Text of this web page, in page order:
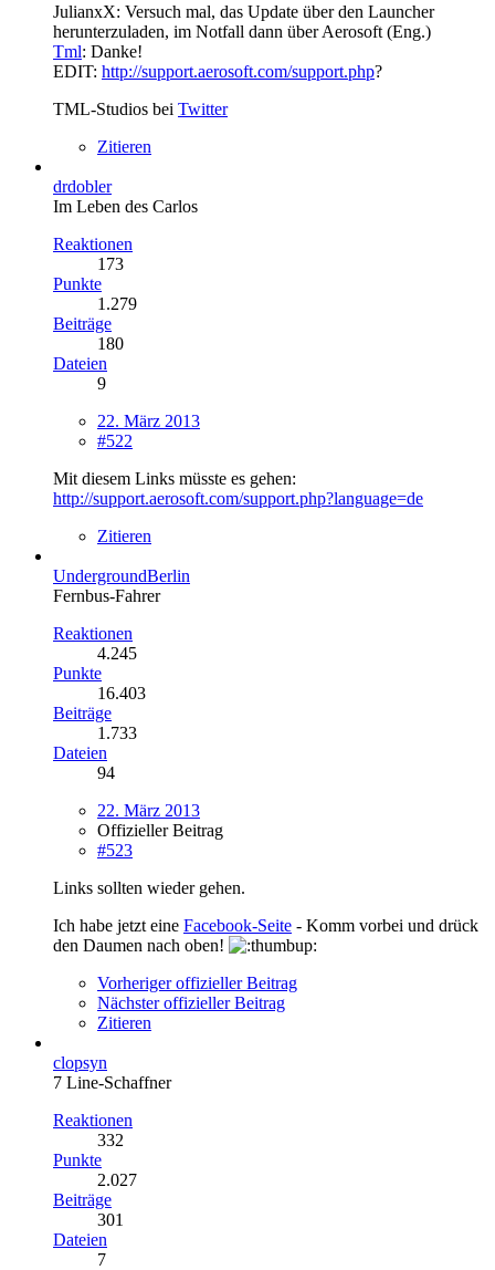
JulianxX: Versuch mal, das Update über den Launcher
herunterzuladen, im Notfall dann über Aerosoft (Eng.)
Tml: Danke!
EDIT: http://support.aerosoft.com/support.php?
TML-Studios bei Twitter
Zitieren
drdobler
Im Leben des Carlos
Reaktionen
173
Punkte
1.279
Beiträge
180
Dateien
9
22. März 2013
#522
Mit diesem Links müsste es gehen:
http://support.aerosoft.com/support.php?language=de
Zitieren
UndergroundBerlin
Fernbus-Fahrer
Reaktionen
4.245
Punkte
16.403
Beiträge
1.733
Dateien
94
22. März 2013
Offizieller Beitrag
#523
Links sollten wieder gehen.
Ich habe jetzt eine Facebook-Seite - Komm vorbei und drück
den Daumen nach oben!
Vorheriger offizieller Beitrag
Nächster offizieller Beitrag
Zitieren
clopsyn
7 Line-Schaffner
Reaktionen
332
Punkte
2.027
Beiträge
301
Dateien
7